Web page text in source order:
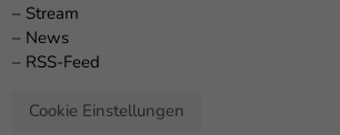
– Stream
– News
– RSS-Feed
Cookie Einstellungen